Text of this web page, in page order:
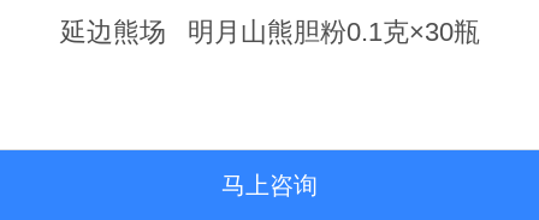
延边熊场 明月山熊胆粉0.1克×30瓶
马上咨询